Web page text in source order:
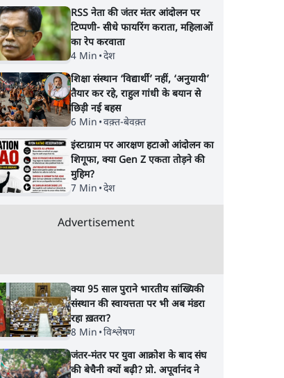
रोज़ाना खर्चः योगी सरकार ने
विज्ञापनों पर उड़ाने में मोदी
3.0 को भी पीछे छोड़ा
में शामिल हुए क्रिकेटर
शाकिब अल हसन के
RSS नेता की जंतर मंतर आंदोलन पर
टिप्पणी- सीधे फायरिंग कराता, महिलाओं
का रेप करवाता
4 Min •देश
शिक्षा संस्थान ‘विद्यार्थी’ नहीं, ‘अनुयायी’
तैयार कर रहे, राहुल गांधी के बयान से
छिड़ी नई बहस
6 Min •वक़्त-बेवक़्त
इंस्टाग्राम पर आरक्षण हटाओ आंदोलन का
शिगूफा, क्या Gen Z एकता तोड़ने की
मुहिम?
7 Min •देश
Advertisement
क्या 95 साल पुराने भारतीय सांख्यिकी
संस्थान की स्वायत्तता पर भी अब मंडरा
रहा ख़तरा?
8 Min •विश्लेषण
जंतर-मंतर पर युवा आक्रोश के बाद संघ
की बेचैनी क्यों बढ़ी? प्रो. अपूर्वानंद ने